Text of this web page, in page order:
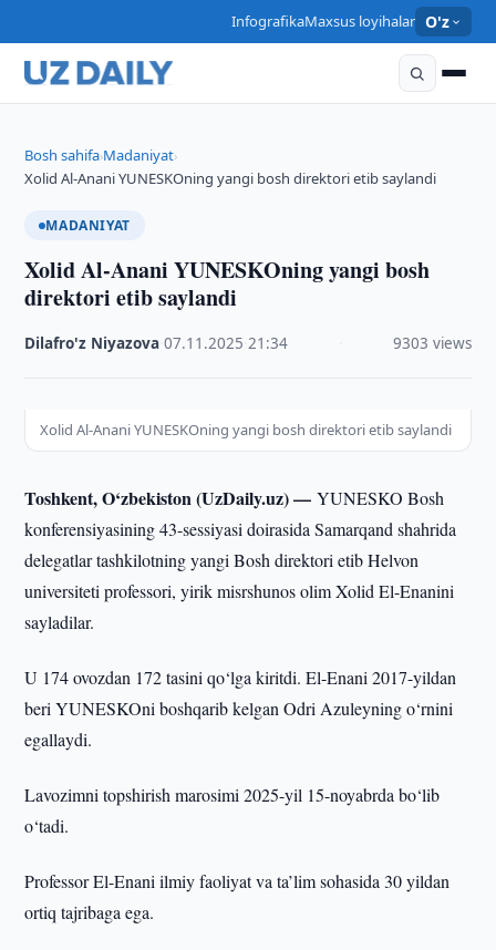
InfografikaMaxsus loyihalar O'z
Bosh sahifa›Madaniyat›
Xolid Al-Anani YUNESKOning yangi bosh direktori etib saylandi
MADANIYAT
Xolid Al-Anani YUNESKOning yangi bosh
direktori etib saylandi
Dilafro'z Niyazova ·07.11.2025 ·21:34 9303 views
Xolid Al-Anani YUNESKOning yangi bosh direktori etib saylandi
Toshkent, O‘zbekiston (UzDaily.uz) —YUNESKO Bosh
konferensiyasining 43-sessiyasi doirasida Samarqand shahrida
delegatlar tashkilotning yangi Bosh direktori etib Helvon
universiteti professori, yirik misrshunos olim Xolid El-Enanini
sayladilar.
U 174 ovozdan 172 tasini qo‘lga kiritdi. El-Enani 2017-yildan
beri YUNESKOni boshqarib kelgan Odri Azuleyning o‘rnini
egallaydi.
Lavozimni topshirish marosimi 2025-yil 15-noyabrda bo‘lib
o‘tadi.
Professor El-Enani ilmiy faoliyat va ta’lim sohasida 30 yildan
ortiq tajribaga ega.